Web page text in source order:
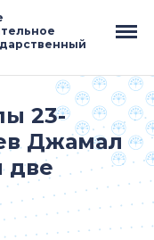
23-
Джамал
две